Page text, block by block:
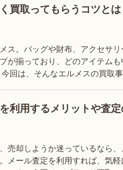
買取ってもらうコツとは
ス。バッグや財布、アクセサリ
が揃っており、どのアイテム
回は、そんなエルメスの買取
利用するメリットや査
売却しようか迷っているなら
メール査定を利用すれば、気